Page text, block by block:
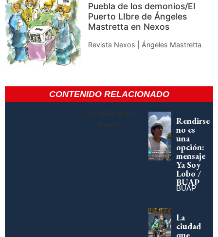
Puebla de los demonios/El
Puerto LIbre de Ángeles
Mastretta en Nexos
Revista Nexos | Ángeles Mastretta
CONTENIDO RELACIONADO
No data was
found
Rendirse
no es
una
opción:
mensaje
Ya Soy
Lobo /
BUAP
BUAP
La
ciudad
que